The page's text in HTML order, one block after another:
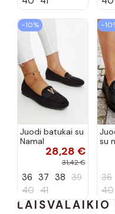
−10%
Juodi batukai su
Namal
dekoracija28,28 €
31,42 €
36 37 38 39
40 41
su
36
40
LAISVALAIKIO